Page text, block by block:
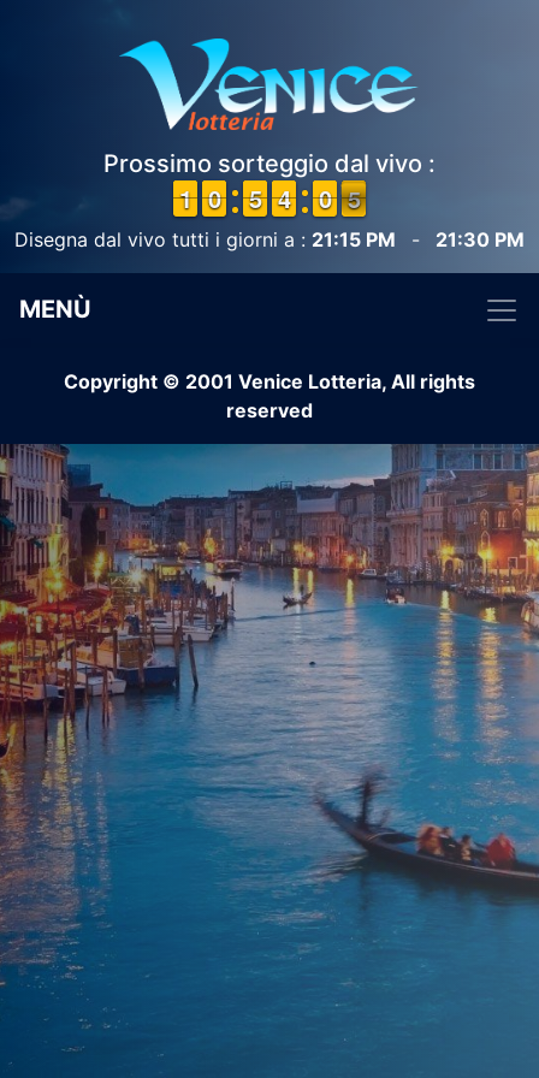
Prossimo sorteggio dal vivo :
1
1
1
1 9
9
0
0 4
4
5
5 3
3
4
4 9
9
0
0 5
4
Disegna dal vivo tutti i giorni a : 21:15 PM - 21:30 PM
MENÙ
Copyright © 2001 Venice Lotteria, All rights
reserved